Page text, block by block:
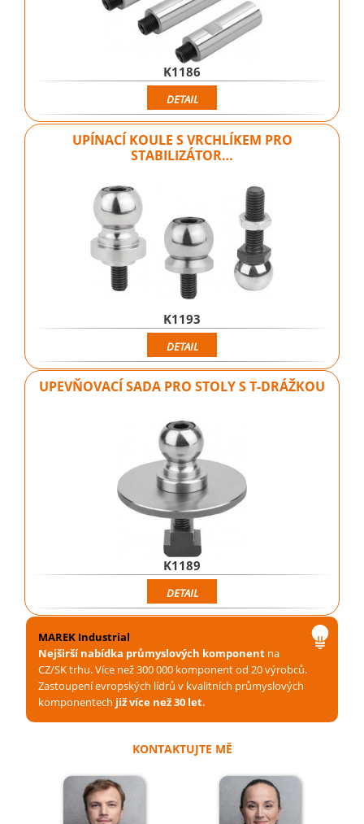
K1186
DETAIL
UPÍNACÍ KOULE S VRCHLÍKEM PRO
STABILIZÁTOR…
K1193
DETAIL
UPEVŇOVACÍ SADA PRO STOLY S T-DRÁŽKOU
K1189
DETAIL
MAREK Industrial
Nejširší nabídka průmyslových komponent na
CZ/SK trhu. Více než 300 000 komponent od 20 výrobců.
Zastoupení evropských lídrů v kvalitních průmyslových
komponentech již více než 30 let.
KONTAKTUJTE MĚ